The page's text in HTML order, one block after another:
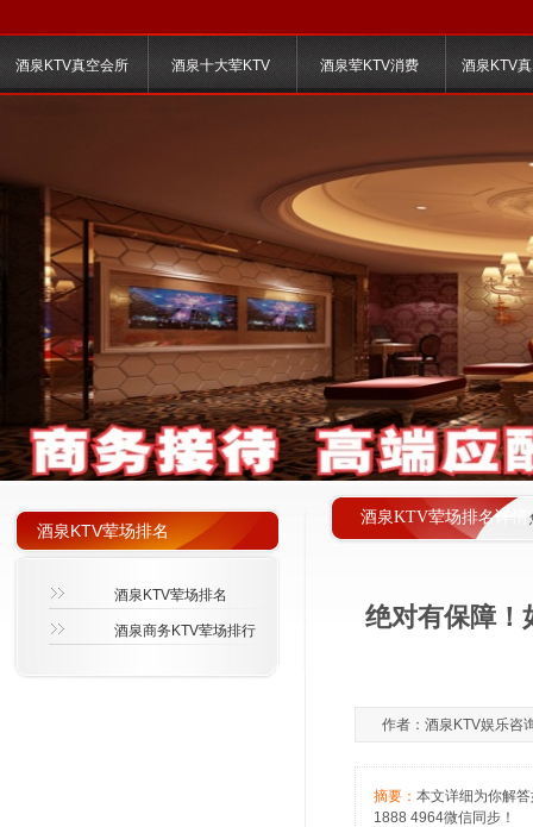
酒泉KTV真空会所 酒泉十大荤KTV 酒泉荤KTV消费 酒泉KTV
酒泉KTV荤场排名详情
酒泉KTV荤场排名
酒泉KTV荤场排名
酒泉商务KTV荤场排行 绝对有保障！
作者：酒泉KTV娱乐
摘要： 本文详细为你解
1888 4964微信同步！